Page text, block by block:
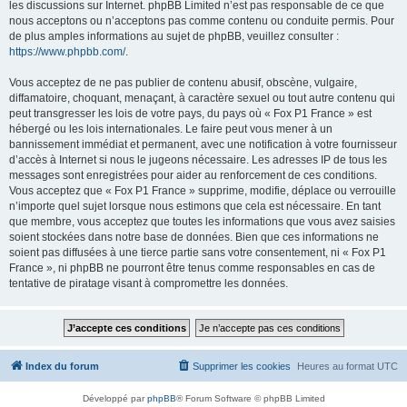
les discussions sur Internet. phpBB Limited n’est pas responsable de ce que
nous acceptons ou n’acceptons pas comme contenu ou conduite permis. Pour
de plus amples informations au sujet de phpBB, veuillez consulter :
https://www.phpbb.com/.
Vous acceptez de ne pas publier de contenu abusif, obscène, vulgaire,
diffamatoire, choquant, menaçant, à caractère sexuel ou tout autre contenu qui
peut transgresser les lois de votre pays, du pays où « Fox P1 France » est
hébergé ou les lois internationales. Le faire peut vous mener à un
bannissement immédiat et permanent, avec une notification à votre fournisseur
d’accès à Internet si nous le jugeons nécessaire. Les adresses IP de tous les
messages sont enregistrées pour aider au renforcement de ces conditions.
Vous acceptez que « Fox P1 France » supprime, modifie, déplace ou verrouille
n’importe quel sujet lorsque nous estimons que cela est nécessaire. En tant
que membre, vous acceptez que toutes les informations que vous avez saisies
soient stockées dans notre base de données. Bien que ces informations ne
soient pas diffusées à une tierce partie sans votre consentement, ni « Fox P1
France », ni phpBB ne pourront être tenus comme responsables en cas de
tentative de piratage visant à compromettre les données.
Index du forum Heures au format UTC
Supprimer les cookies
Développé parphpBB® Forum Software © phpBB Limited